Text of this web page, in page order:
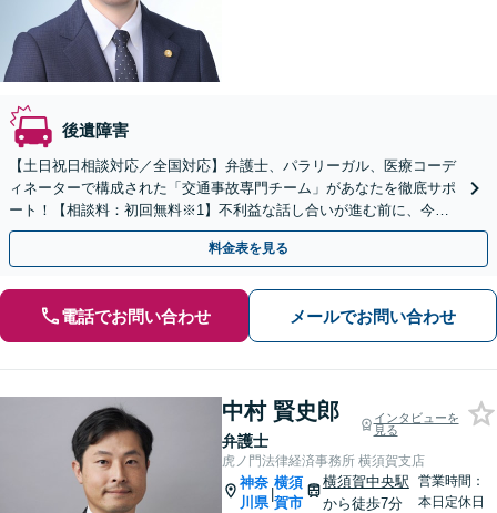
後遺障害
【土日祝日相談対応／全国対応】弁護士、パラリーガル、医療コーデ
ィネーターで構成された「交通事故専門チーム」があなたを徹底サポ
ート！【相談料：初回無料※1】不利益な話し合いが進む前に、今す
ぐ相談！
料金表を見る
電話でお問い合わせ メールでお問い合わせ
中村 賢史郎
弁護士
インタビューを
見る
虎ノ門法律経済事務所 横須賀支店
神奈
川県
|
横須
賀市
横須賀中央駅
から徒歩7分
営業時間：
本日定休日